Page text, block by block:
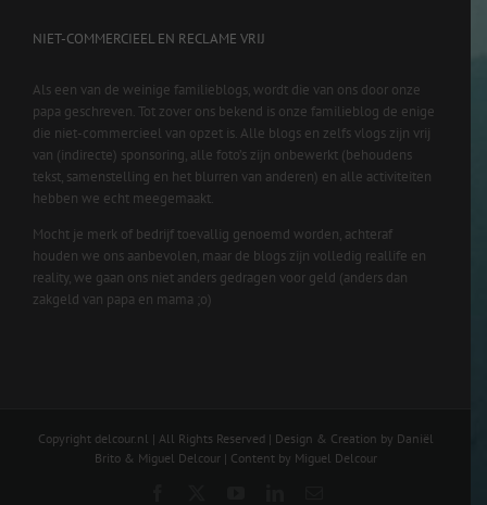
NIET-COMMERCIEEL EN RECLAME VRIJ
Als een van de weinige familieblogs, wordt die van ons door onze
papa geschreven. Tot zover ons bekend is onze familieblog de enige
die niet-commercieel van opzet is. Alle blogs en zelfs vlogs zijn vrij
van (indirecte) sponsoring, alle foto’s zijn onbewerkt (behoudens
tekst, samenstelling en het blurren van anderen) en alle activiteiten
hebben we echt meegemaakt.
Mocht je merk of bedrijf toevallig genoemd worden, achteraf
houden we ons aanbevolen, maar de blogs zijn volledig reallife en
reality, we gaan ons niet anders gedragen voor geld (anders dan
zakgeld van papa en mama ;o)
Copyright delcour.nl | All Rights Reserved | Design & Creation by Daniël
Brito & Miguel Delcour | Content by Miguel Delcour